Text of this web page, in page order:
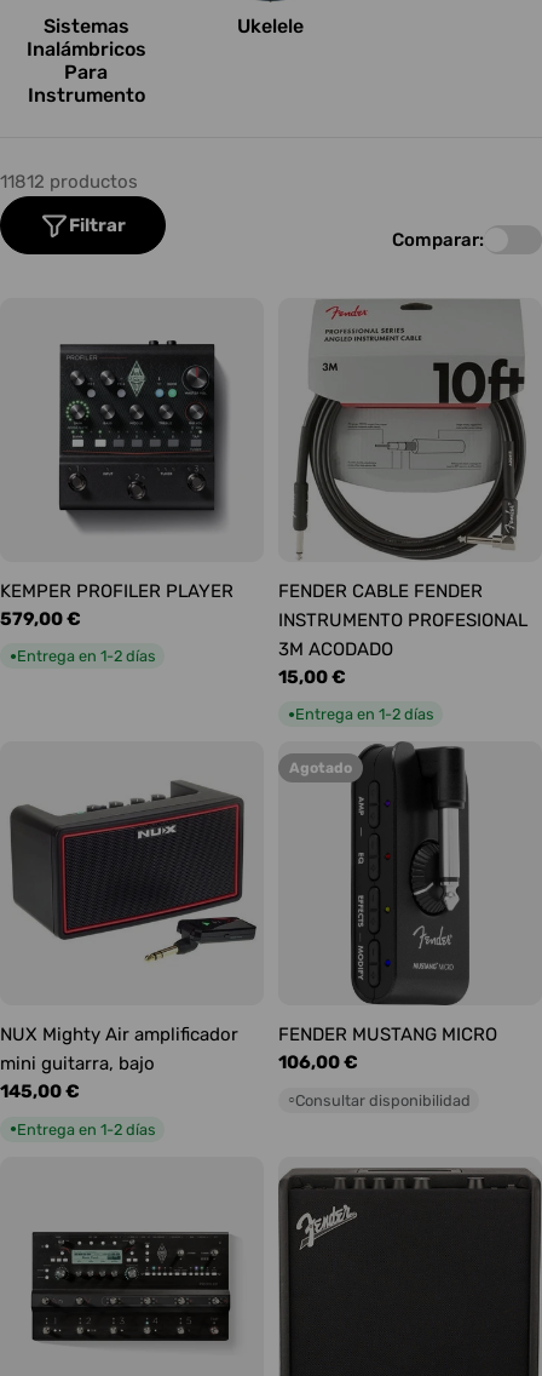
Sistemas
Inalámbricos
Para
Instrumento
Ukelele
11812 productos
Filtrar
Comparar:
KEMPER PROFILER PLAYER
Precio
habitual
579,00 €
●Entrega en 1-2 días
FENDER CABLE FENDER
INSTRUMENTO PROFESIONAL
3M ACODADO
Precio
habitual
15,00 €
●Entrega en 1-2 días
NUX Mighty Air amplificador
mini guitarra, bajo
Precio
145,00 €
●Entrega en 1-2 días
Agotado
FENDER MUSTANG MICRO
Precio
106,00 €
○Consultar disponibilidad